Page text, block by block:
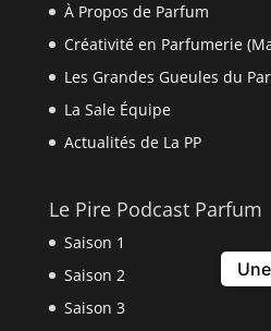
À Propos de Parfum
Créativité en Parfumerie
Les Grandes Gueules du
La Sale Équipe
Actualités de La PP
Le Pire Podcast Parfum
Saison 1
Saison 2
Saison 3